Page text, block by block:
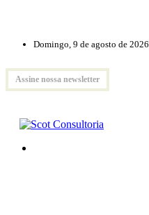
Domingo, 9 de agosto de 2026
Assine nossa newsletter